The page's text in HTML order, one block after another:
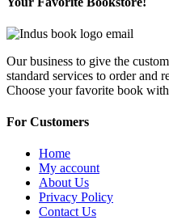
Our business to give the
standard services to order and
Choose your favorite book
For Customers
Home
My account
About Us
Privacy Policy
Contact Us